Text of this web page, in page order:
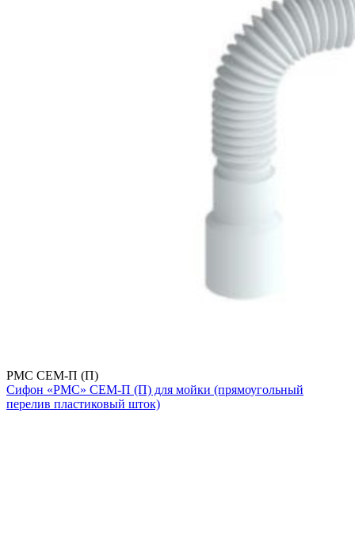
РМС СЕМ-П (П)
Сифон «РМС» СЕМ-П (П) для мойки (прямоугольный
перелив пластиковый шток)